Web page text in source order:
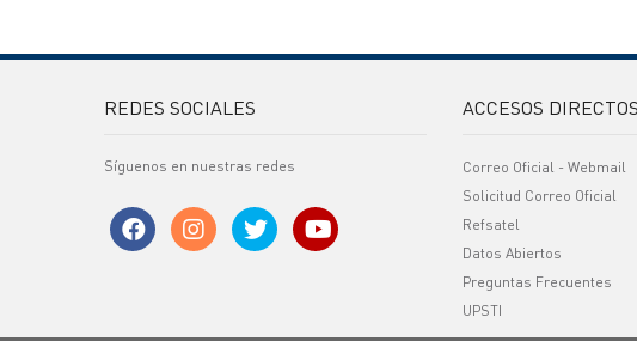
REDES SOCIALES
Síguenos en nuestras redes
ACCESOS DIRECTOS
Correo Oficial - Webmail
Solicitud Correo Oficial
Refsatel
Datos Abiertos
Preguntas Frecuentes
UPSTI